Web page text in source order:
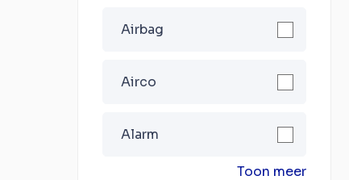
Airbag
Airco
Alarm
Toon meer